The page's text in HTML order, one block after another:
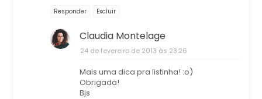
Responder Excluir
Claudia Montelage
24 de fevereiro de 2013 às 23:26
Mais uma dica pra listinha! :o)
Obrigada!
Bjs